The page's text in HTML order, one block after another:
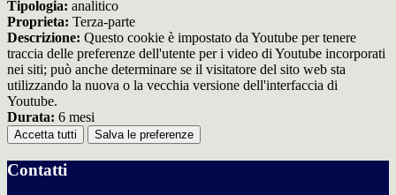
Tipologia: analitico
Proprieta: Terza-parte
Descrizione: Questo cookie è impostato da Youtube per tenere
traccia delle preferenze dell'utente per i video di Youtube incorporati
nei siti; può anche determinare se il visitatore del sito web sta
utilizzando la nuova o la vecchia versione dell'interfaccia di
Youtube.
Durata: 6 mesi
Accetta tutti Salva le preferenze
Contatti